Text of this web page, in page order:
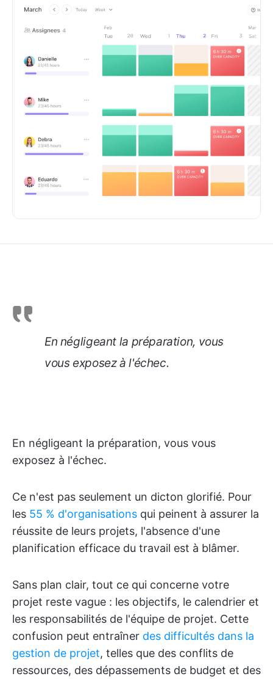
En négligeant la préparation, vous
vous exposez à l'échec.
En négligeant la préparation, vous vous
exposez à l'échec.
Ce n'est pas seulement un dicton glorifié. Pour
les 55 % d'organisations qui peinent à assurer la
réussite de leurs projets, l'absence d'une
planification efficace du travail est à blâmer.
Sans plan clair, tout ce qui concerne votre
projet reste vague : les objectifs, le calendrier et
les responsabilités de l'équipe de projet. Cette
confusion peut entraîner des difficultés dans la
gestion de projet, telles que des conflits de
ressources, des dépassements de budget et des